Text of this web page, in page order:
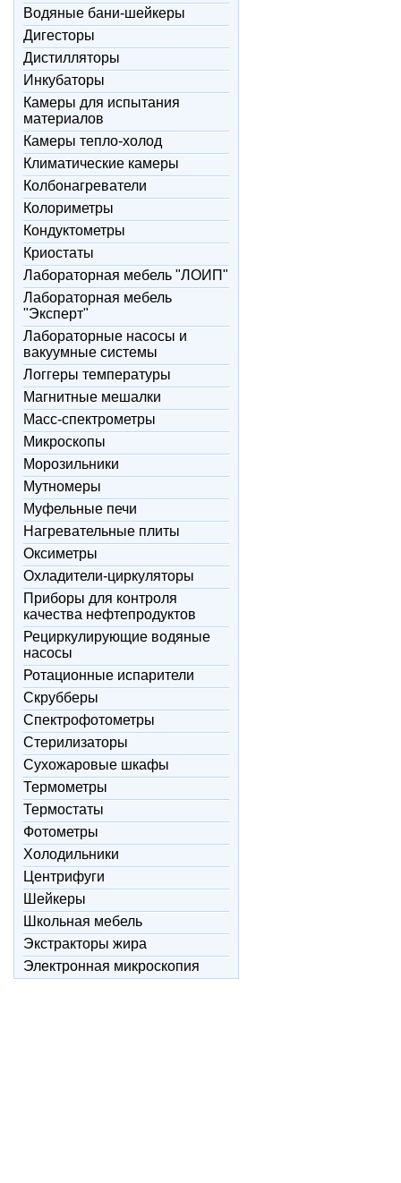
Водяные бани-шейкеры
Дигесторы
Дистилляторы
Инкубаторы
Камеры для испытания
материалов
Камеры тепло-холод
Климатические камеры
Колбонагреватели
Колориметры
Кондуктометры
Криостаты
Лабораторная мебель "ЛОИП"
Лабораторная мебель
"Эксперт"
Лабораторные насосы и
вакуумные системы
Логгеры температуры
Магнитные мешалки
Масс-спектрометры
Микроскопы
Морозильники
Мутномеры
Муфельные печи
Нагревательные плиты
Оксиметры
Охладители-циркуляторы
Приборы для контроля
качества нефтепродуктов
Рециркулирующие водяные
насосы
Ротационные испарители
Скрубберы
Спектрофотометры
Стерилизаторы
Сухожаровые шкафы
Термометры
Термостаты
Фотометры
Холодильники
Центрифуги
Шейкеры
Школьная мебель
Экстракторы жира
Электронная микроскопия